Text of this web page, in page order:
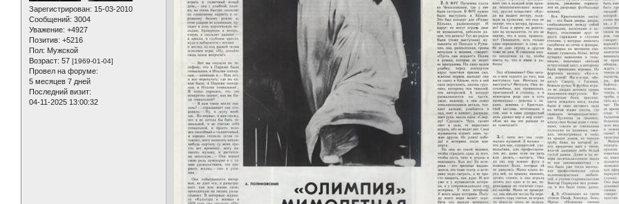
Зарегистрирован: 15-03-2010
Сообщений: 3004
Уважение: +4927
Позитив: +5216
Пол: Мужской
Возраст: 57 [1969-01-04]
Провел на форуме:
5 месяцев 7 дней
Последний визит:
04-11-2025 13:00:32